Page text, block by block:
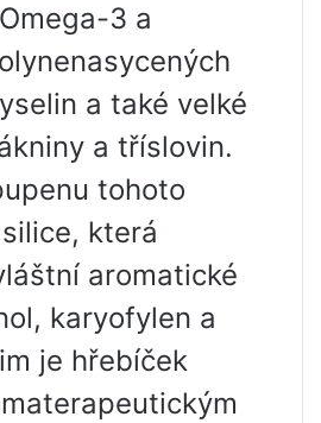
3 a
a také velké
a tříslovin.
tohoto
která
aromatické
karyofylen a
je hřebíček